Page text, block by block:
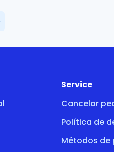
Service
Cancelar
Política de
Métodos de